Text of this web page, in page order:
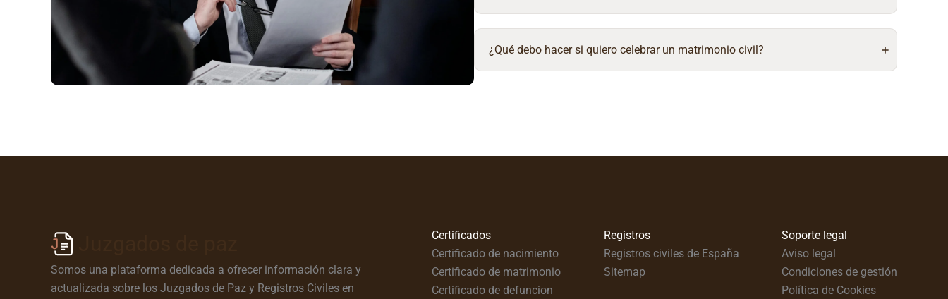
¿Qué debo hacer si quiero celebrar un matrimonio civil?
Somos una plataforma dedicada a ofrecer información clara y
actualizada sobre los Juzgados de Paz y Registros Civiles en
Certificados
Certificado de nacimiento
Certificado de matrimonio
Certificado de defuncion
Registros
Registros civiles de España
Sitemap
Soporte legal
Aviso legal
Condiciones de gestión
Política de Cookies